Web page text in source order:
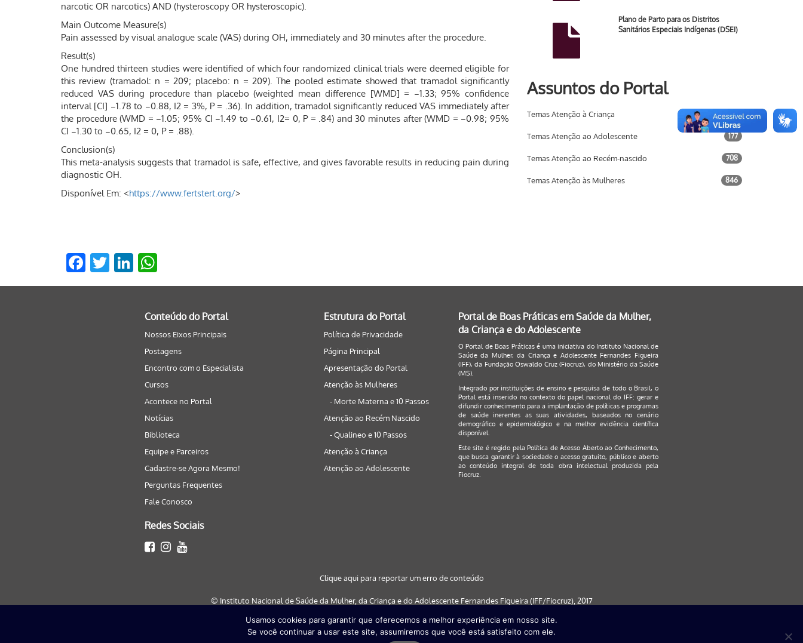
narcotic OR narcotics) AND (hysteroscopy OR hysteroscopic).
Main Outcome Measure(s)
Pain assessed by visual analogue scale (VAS) during OH, immediately and 30 minutes after the procedure.
Result(s)
One hundred thirteen studies were identified of which four randomized clinical trials were deemed eligible for
this review (tramadol: n = 209; placebo: n = 209). The pooled estimate showed that tramadol significantly
reduced VAS during procedure than placebo (weighted mean difference [WMD] = −1.33; 95% confidence
interval [CI] −1.78 to −0.88, I2 = 3%, P = .36). In addition, tramadol significantly reduced VAS immediately after
the procedure (WMD = −1.05; 95% CI −1.49 to −0.61, I2= 0, P = .84) and 30 minutes after (WMD = −0.98; 95%
CI −1.30 to −0.65, I2 = 0, P = .88).
Conclusion(s)
This meta-analysis suggests that tramadol is safe, effective, and gives favorable results in reducing pain during
diagnostic OH.
Disponível Em: <https://www.fertstert.org/>
Facebook
TwitterLinkedIn
Plano de Parto para os Distritos
Sanitários Especiais Indígenas (DSEI)
Assuntos do Portal
Temas Atenção à Criança 733
Temas Atenção ao Adolescente 177
Temas Atenção ao Recém-nascido 708
Temas Atenção às Mulheres 846
Conteúdo do Portal
Nossos Eixos Principais
Postagens
Encontro com o Especialista
Cursos
Acontece no Portal
Notícias
Biblioteca
Equipe e Parceiros
Cadastre-se Agora Mesmo!
Perguntas Frequentes
Fale Conosco
Redes Sociais
Estrutura do Portal
Política de Privacidade
Página Principal
Apresentação do Portal
Atenção às Mulheres
- Morte Materna e 10 Passos
Atenção ao Recém Nascido
- Qualineo e 10 Passos
Atenção à Criança
Atenção ao Adolescente
Portal de Boas Práticas em Saúde da Mulher,
da Criança e do Adolescente
O Portal de Boas Práticas é uma iniciativa do Instituto Nacional de
Saúde da Mulher, da Criança e Adolescente Fernandes Figueira
(IFF), da Fundação Oswaldo Cruz (Fiocruz), do Ministério da Saúde
(MS).
Integrado por instituições de ensino e pesquisa de todo o Brasil, o
Portal está inserido no contexto do papel nacional do IFF: gerar e
difundir conhecimento para a implantação de políticas e programas
de saúde inerentes as suas atividades, baseados no cenário
demográfico e epidemiológico e na melhor evidência científica
disponível.
Este site é regido pelaPolítica de Acesso Aberto ao Conhecimento,
que busca garantir à sociedade o acesso gratuito, público e aberto
ao conteúdo integral de toda obra intelectual produzida pela
Fiocruz.
Clique aqui para reportar um erro de conteúdo
© Instituto Nacional de Saúde da Mulher, da Criança e do Adolescente Fernandes Figueira (IFF/Fiocruz), 2017
Este site será melhor visualizado nos navegadores: Google Chrome (a partir da versão 30) | Internet Explorer (a partir da versão 9) | FireFox ( a
partir da versão 29)
Usamos cookies para garantir que oferecemos a melhor experiência em nosso site.
Se você continuar a usar este site, assumiremos que você está satisfeito com ele.